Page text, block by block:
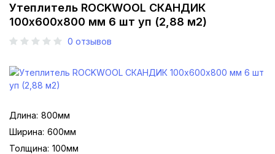
Утеплитель ROCKWOOL СКАНДИК
100х600х800 мм 6 шт уп (2,88 м2)
0 отзывов
Длина: 800мм
Ширина: 600мм
Толщина: 100мм